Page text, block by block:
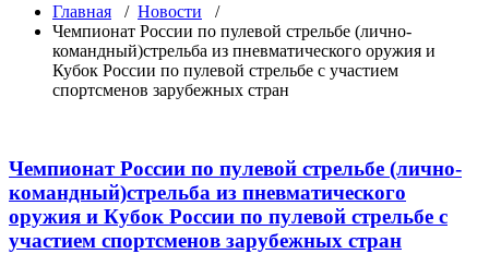
Главная / Новости /
Чемпионат России по пулевой стрельбе (лично-
командный)стрельба из пневматического оружия и
Кубок России по пулевой стрельбе с участием
спортсменов зарубежных стран
Чемпионат России по пулевой стрельбе (лично-
командный)стрельба из пневматического
оружия и Кубок России по пулевой стрельбе с
участием спортсменов зарубежных стран